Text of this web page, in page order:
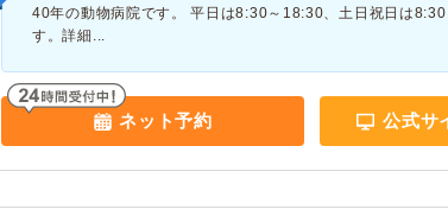
40年の動物病院です。 平日は8:30～18:30、土日祝日は
す。詳細...
ネット予約 公式サ